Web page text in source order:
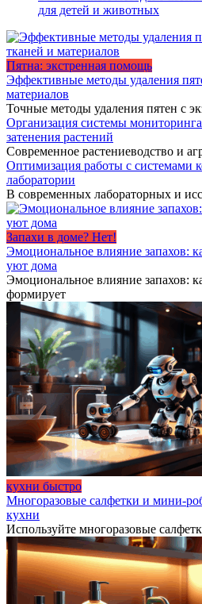
для детей и животных
Пятна: экстренная помощь
Эффективные методы удаления
материалов
Точные методы удаления пятен с
Организация системы
затенения растений
Современное растениеводство и
Оптимизация работы с системами
лаборатории
В современных лабораторных и
Запахи в доме? Нет!
Эмоциональное влияние запахов:
уют дома
Эмоциональное влияние запахов:
формирует
кухни быстро
Многоразовые салфетки и мини-
кухни
Используйте многоразовые